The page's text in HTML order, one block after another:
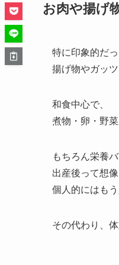
お肉や揚げ
特に印象的だっ
揚げ物やガッ
和食中心で、
煮物・卵・野
もちろん栄養
出産後って想
個人的にはも
その代わり、